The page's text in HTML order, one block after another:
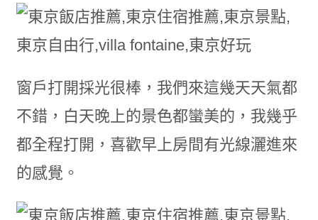
窗戶打開採光很棒，我們來這幾天天氣都
不錯，白天晚上的景色都蠻美的，我幾乎
都全程打開，喜歡早上房間有光線灑進來
的感覺。